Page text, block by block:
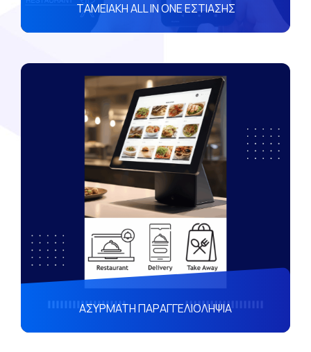
TAMEIAKH ALL IN ONE ΕΣΤΙΑΣΗΣ
ΑΣΥΡΜΑΤΗ ΠΑΡΑΓΓΕΛΙΟΛΗΨΙΑ